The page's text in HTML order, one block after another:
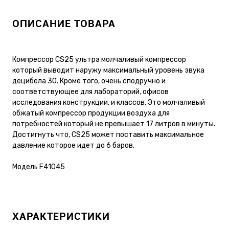
ОПИСАНИЕ ТОВАРА
Компрессор CS25 ультра молчаливый компрессор
который выводит наружу максимальный уровень звука
децибела 30. Кроме того, очень сподручно и
соответствующее для лабораторий, офисов
исследования конструкции, и классов. Это молчаливый
обжатый компрессор продукции воздуха для
потребностей который не превышает 17 литров в минуты.
Достигнуть что, CS25 может поставить максимальное
давление которое идет до 6 баров.
Модель F41045
ХАРАКТЕРИСТИКИ